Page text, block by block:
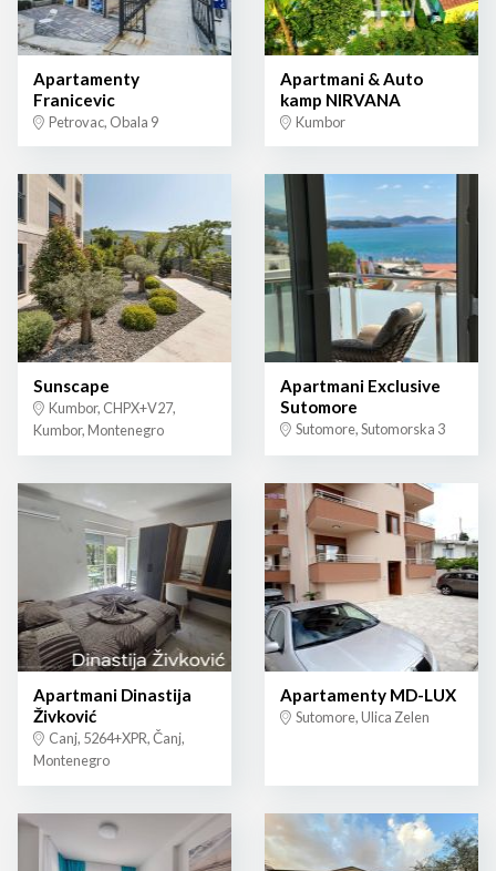
Apartamenty
Franicevic
Petrovac, Obala 9
Apartmani & Auto
kamp NIRVANA
Kumbor
Sunscape
Kumbor, CHPX+V27,
Kumbor, Montenegro
Apartmani Exclusive
Sutomore
Sutomore, Sutomorska 3
Apartmani Dinastija
Živković
Canj, 5264+XPR, Čanj,
Montenegro
Apartamenty MD-LUX
Sutomore, Ulica Zelen